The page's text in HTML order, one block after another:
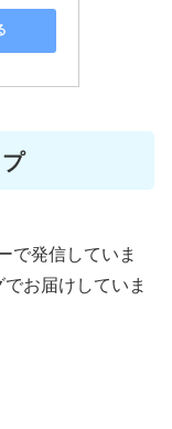
で発信していま
お届けしていま